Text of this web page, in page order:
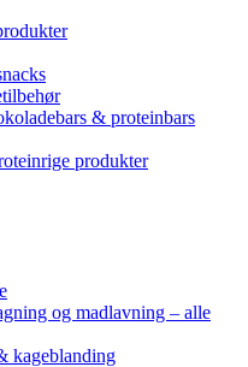
& proteinbars
produkter
og madlavning – alle
kageblanding